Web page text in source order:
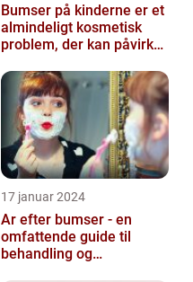
Bumser på kinderne er et
almindeligt kosmetisk
problem, der kan påvirke
17 januar 2024
Ar efter bumser - en
omfattende guide til
behandling og